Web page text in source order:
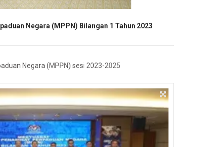
Negara (MPPN) Bilangan 1 Tahun 2023
Negara (MPPN) sesi 2023-2025